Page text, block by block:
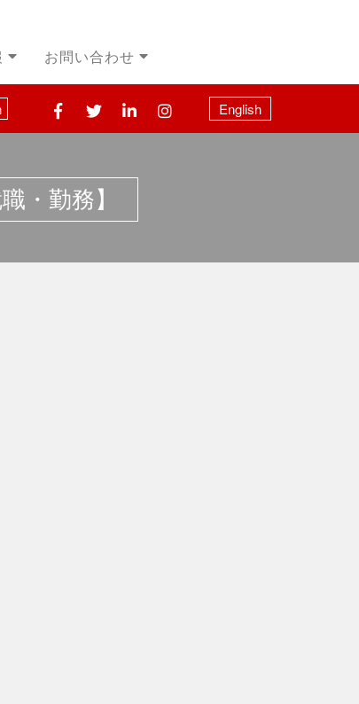
お問い合わせ
English
・勤務】